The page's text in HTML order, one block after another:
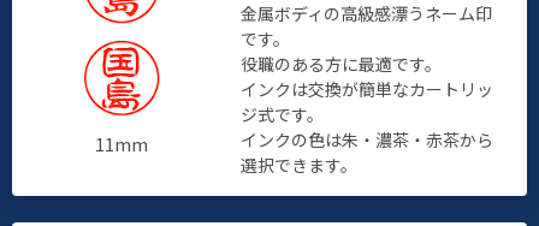
11mm
金属ボディの高級感漂うネーム印
です。
役職のある方に最適です。
インクは交換が簡単なカートリッ
ジ式です。
インクの色は朱・濃茶・赤茶から
選択できます。